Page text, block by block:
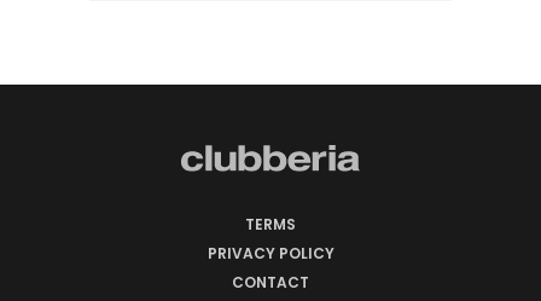
TERMS
PRIVACY POLICY
CONTACT